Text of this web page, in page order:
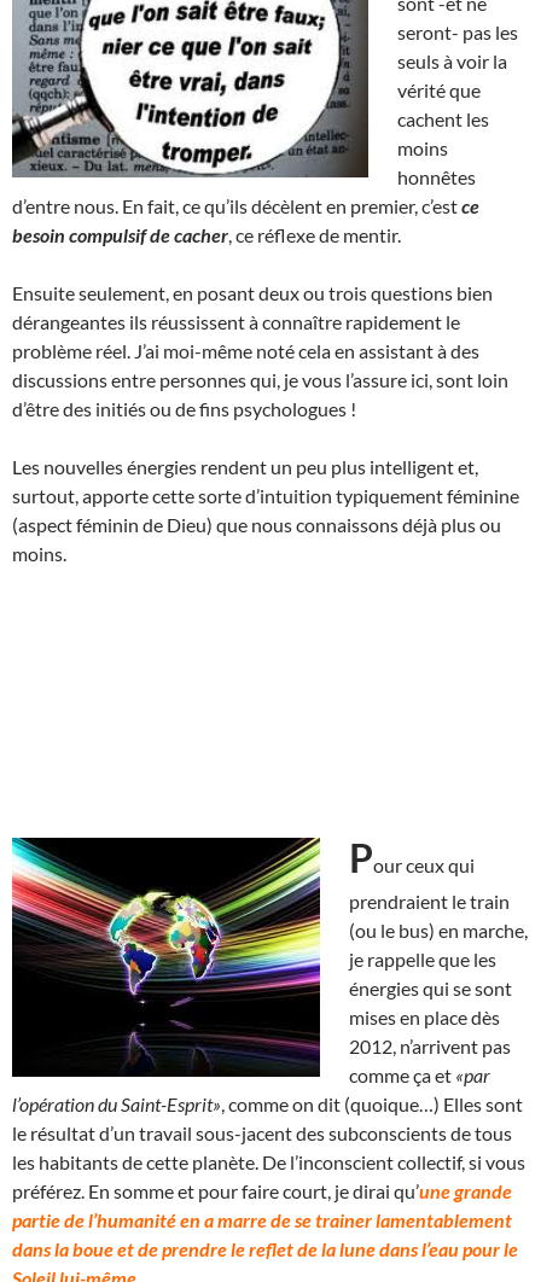
seront- pas les
seuls à voir la
vérité que
cachent les
moins
honnêtes
d’entre nous. En fait, ce qu’ils décèlent en premier, c’estce
besoin compulsif de cacher , ce réflexe de mentir.
Ensuite seulement, en posant deux ou trois questions bien
dérangeantes ils réussissent à connaître rapidement le
problème réel. J’ai moi-même noté cela en assistant à des
discussions entre personnes qui, je vous l’assure ici, sont loin
d’être des initiés ou de fins psychologues !
Les nouvelles énergies rendent un peu plus intelligent et,
surtout, apporte cette sorte d’intuition typiquement féminine
(aspect féminin de Dieu) que nous connaissons déjà plus ou
moins.
Pour ceux qui
prendraient le train
(ou le bus) en marche,
je rappelle que les
énergies qui se sont
mises en place dès
2012, n’arrivent pas
comme ça et «par
l’opération du Saint-Esprit» , comme on dit (quoique…) Elles sont
le résultat d’un travail sous-jacent des subconscients de tous
les habitants de cette planète. De l’inconscient collectif, si vous
préférez. En somme et pour faire court, je dirai qu’une grande
partie de l’humanité en a marre de se trainer lamentablement
dans la boue et de prendre le reflet de la lune dans l’eau pour le
Soleil lui-même.